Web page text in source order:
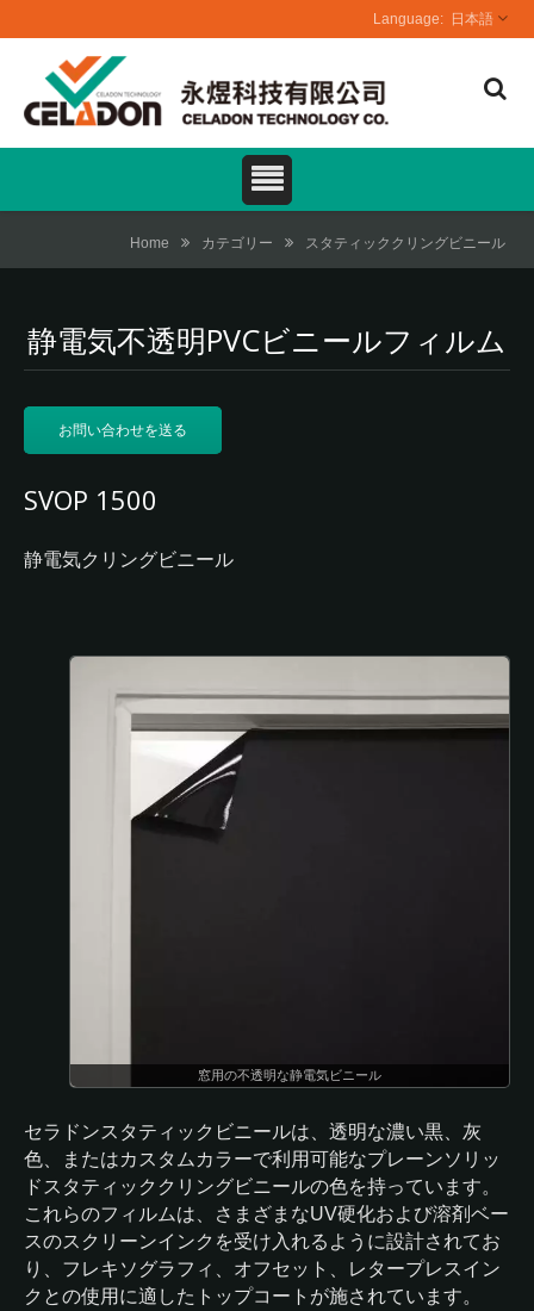
日本語
Home カテゴリー スタティッククリングビニール
静電気不透明PVCビニールフィルム
お問い合わせを送る
SVOP 1500
静電気クリングビニール
窓用の不透明な静電気ビニール
セラドンスタティックビニールは、透明な濃い黒、灰
色、またはカスタムカラーで利用可能なプレーンソリッ
ドスタティッククリングビニールの色を持っています。
これらのフィルムは、さまざまなUV硬化および溶剤ベー
スのスクリーンインクを受け入れるように設計されてお
り、フレキソグラフィ、オフセット、レタープレスイン
クとの使用に適したトップコートが施されています。